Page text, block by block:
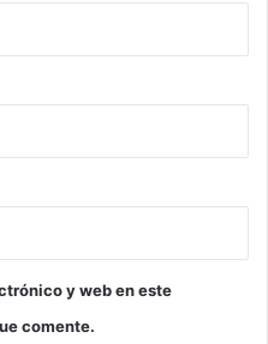
y web en este
comente.